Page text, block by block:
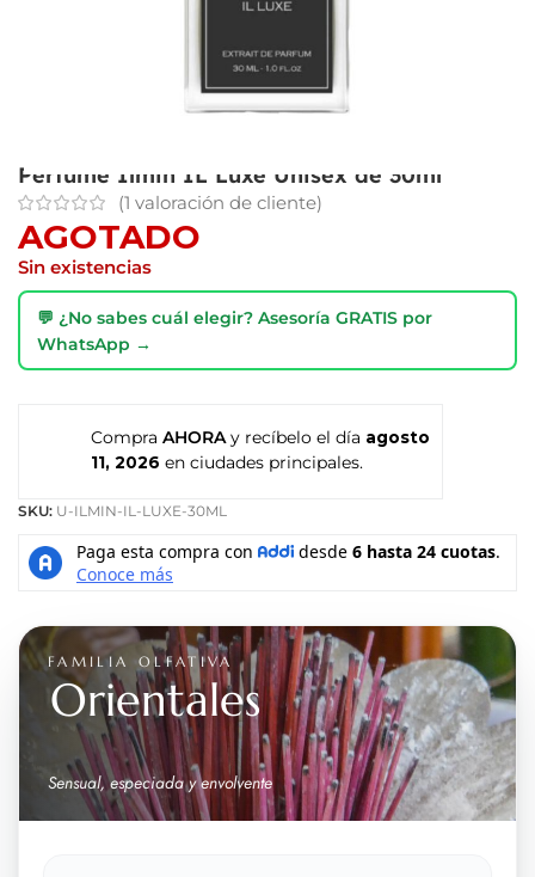
Perfume Ilmin IL Luxe Unisex de 30ml
(1 valoración de cliente)
AGOTADO
Sin existencias
💬 ¿No sabes cuál elegir? Asesoría GRATIS por
WhatsApp →
Compra AHORA y recíbelo el día agosto
11, 2026 en ciudades principales.
SKU: U-ILMIN-IL-LUXE-30ML
FAMILIA OLFATIVA
Orientales
Sensual, especiada y envolvente